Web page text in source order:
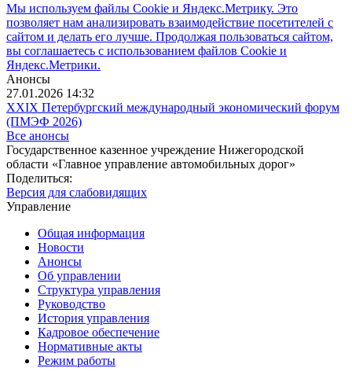
Мы используем файлы Cookie и Яндекс.Метрику. Это
позволяет нам анализировать взаимодействие посетителей с
сайтом и делать его лучше. Продолжая пользоваться сайтом,
вы соглашаетесь с использованием файлов Cookie и
Яндекс.Метрики.
Анонсы
27.01.2026 14:32
XXIX Петербургский международный экономический форум
(ПМЭФ 2026)
Все анонсы
Государственное казенное учреждение Нижегородской
области «Главное управление автомобильных дорог»
Поделиться:
Версия для слабовидящих
Управление
Общая информация
Новости
Анонсы
Об управлении
Структура управления
Руководство
История управления
Кадровое обеспечение
Нормативные акты
Режим работы